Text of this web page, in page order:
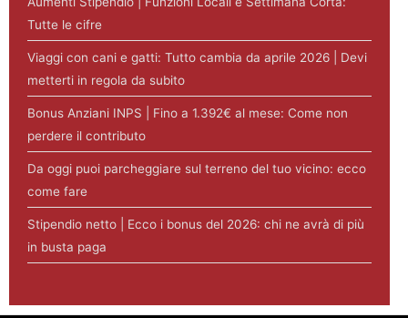
Tutte le cifre
Viaggi con cani e gatti: Tutto cambia da aprile 2026 | Devi
metterti in regola da subito
Bonus Anziani INPS | Fino a 1.392€ al mese: Come non
perdere il contributo
Da oggi puoi parcheggiare sul terreno del tuo vicino: ecco
come fare
Stipendio netto | Ecco i bonus del 2026: chi ne avrà di più
in busta paga